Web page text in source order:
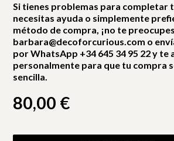
Si tienes problemas para completar
necesitas ayuda o simplemente
método de compra, ¡no te
barbara@decoforcurious.com o
por WhatsApp +34 645 34 95 22 y te
personalmente para que tu compra
sencilla.
80,00 €